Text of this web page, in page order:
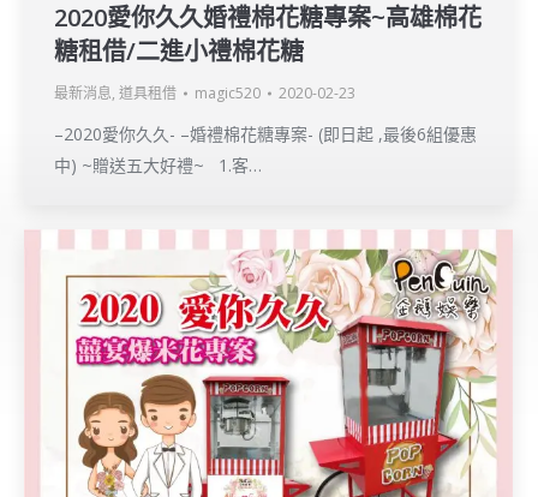
2020愛你久久婚禮棉花糖專案~高雄棉花
糖租借/二進小禮棉花糖
最新消息, 道具租借 magic520 2020-02-23
–2020愛你久久- –婚禮棉花糖專案- (即日起 ,最後6組優惠
中) ~贈送五大好禮~ 1.客…